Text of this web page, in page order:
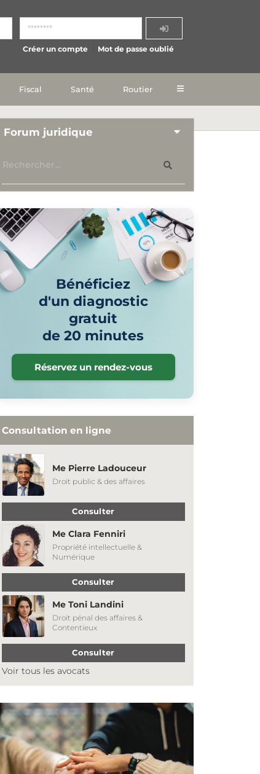
Créer un compte Mot de passe oublié
Fiscal Santé Routier
Forum juridique
Bénéficiez
d'un diagnostic
gratuit
de 20 minutes
Réservez un rendez-vous
Consultation en ligne
Me Pierre Ladouceur
Droit public & des affaires
Consulter
Me Clara Fenniri
Propriété intellectuelle &
Numérique
Consulter
Me Toni Landini
Droit pénal des affaires &
Contentieux
Consulter
Voir tous les avocats